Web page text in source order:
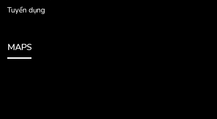
Tuyển dụng
MAPS